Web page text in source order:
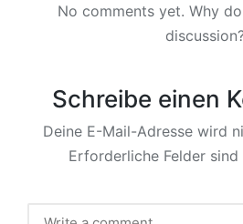
No comments yet. Why
Schreibe einen
Deine E-Mail-Adresse wird
Erforderliche Felder sind